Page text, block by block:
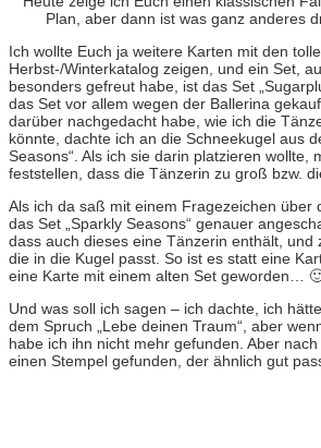
Plan, aber dann ist was ganz anderes
Ich wollte Euch ja weitere Karten mit den
Herbst-/Winterkatalog zeigen, und ein Set,
besonders gefreut habe, ist das Set
das Set vor allem wegen der Ballerina
darüber nachgedacht habe, wie ich die
könnte, dachte ich an die Schneekugel aus
Seasons“. Als ich sie darin platzieren wollte,
feststellen, dass die Tänzerin zu groß bzw.
Als ich da saß mit einem Fragezeichen über
das Set „Sparkly Seasons“ genauer
dass auch dieses eine Tänzerin enthält, und
die in die Kugel passt. So ist es statt eine
eine Karte mit einem alten Set geworden…
Und was soll ich sagen – ich dachte, ich
dem Spruch „Lebe deinen Traum“, aber
habe ich ihn nicht mehr gefunden. Aber
einen Stempel gefunden, der ähnlich gut